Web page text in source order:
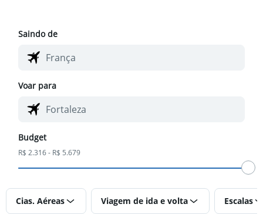
Saindo de
Voar para
Budget
R$ 2.316 - R$ 5.679
Cias. Aéreas Viagem de ida e volta Escalas